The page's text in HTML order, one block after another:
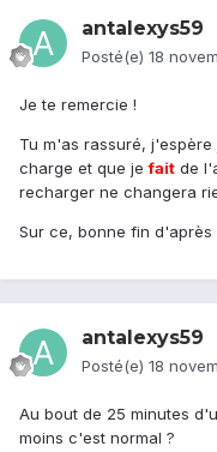
antalexys59
Posté(e) 18
Je te remercie !
Tu m'as rassuré,
charge et que jefait de
recharger ne changera
Sur ce, bonne fin d'après
antalexys59
Posté(e) 18
Au bout de 25 minutes
moins c'est normal ?